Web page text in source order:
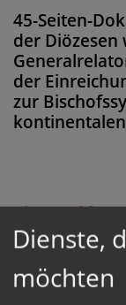
45-Seiten-
der
der
zur
Diese
loggen Sie
Produkt
Dienste,
möchten